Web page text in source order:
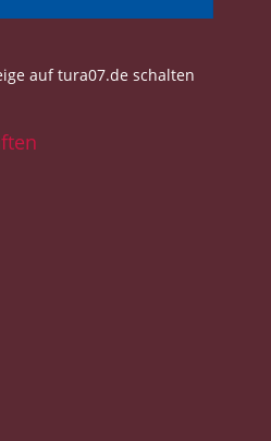
auf tura07.de schalten